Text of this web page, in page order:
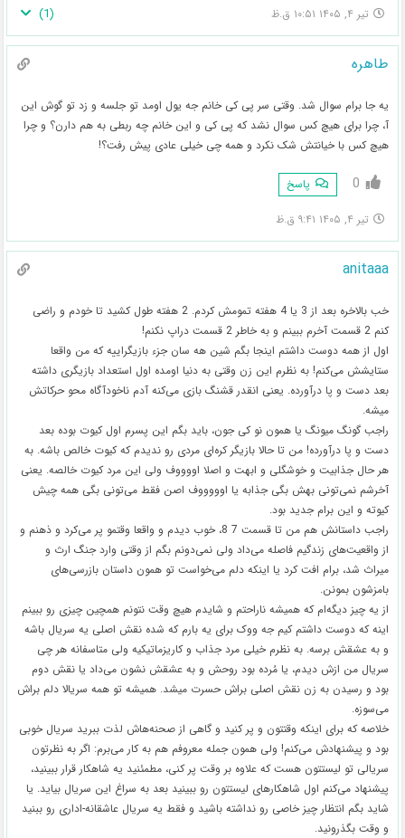
تیر ۴, ۱۴۰۵ ۱۰:۵۱ ق.ظ (
1
)
طاهره
یه جا برام سوال شد. وقتی سر پی کی خانم جه یول اومد تو جلسه و زد تو گوش این
آ، چرا برای هیچ کس سوال نشد که پی کی و این خانم چه ربطی به هم دارن؟ و چرا
هیچ کس با خیانتش شک نکرد و همه چی خیلی عادی پیش رفت؟!
0 پاسخ
تیر ۴, ۱۴۰۵ ۹:۴۱ ق.ظ
anitaaa
خب بالاخره بعد از 3 یا 4 هفته تمومش کردم. 2 هفته طول کشید تا خودم و راضی
کنم 2 قسمت آخرم ببینم و به خاطر 2 قسمت دراپ نکنم!
اول از همه دوست داشتم اینجا بگم شین هه سان جزء بازیگراییه که من واقعا
ستایشش می‌کنم! به نظرم این زن وقتی به دنیا اومده اول استعداد بازیگری داشته
بعد دست و پا درآورده. یعنی انقدر قشنگ بازی می‌کنه آدم ناخودآگاه محو حرکاتش
میشه.
راجب گونگ میونگ یا همون نو کی جون، باید بگم این پسرم اول کیوت بوده بعد
دست و پا درآورده! من تا حالا بازیگر کره‌ای مردی رو ندیدم که کیوت خالص باشه. به
هر حال جذابیت و خوشگلی و ابهت و اصلا اووووف ولی این مرد کیوت خالصه. یعنی
آخرشم نمی‌تونی بهش بگی جذابه یا اوووووف اصن فقط می‌تونی بگی همه چیش
کیوته و این برام جدید بود.
راجب داستانش هم من تا قسمت 7 8، خوب دیدم و واقعا وقتمو پر می‌کرد و ذهنم و
از واقعیت‌های زندگیم فاصله می‌داد ولی نمی‌دونم بگم از وقتی وارد جنگ ارث و
میراث شد، برام افت کرد یا اینکه دلم می‌خواست تو همون داستان بازرسی‌های
بامزشون بمونن.
از یه چیز دیگه‌ام که همیشه ناراحتم و شایدم هیچ وقت نتونم همچین چیزی رو ببینم
اینه که دوست داشتم کیم جه ووک برای یه بارم که شده نقش اصلی یه سریال باشه
و به عشقش برسه. به نظرم خیلی مرد جذاب و کاریزماتیکیه ولی متاسفانه هر چی
سریال من ازش دیدم، یا مُرده بود روحش و به عشقش نشون می‌داد یا نقش دوم
بود و رسیدن به زن نقش اصلی براش حسرت میشد. همیشه تو همه سریالا دلم براش
می‌سوزه.
خلاصه که برای اینکه وقتتون و پر کنید و گاهی از صحنه‌هاش لذت ببرید سریال خوبی
بود و پیشنهادش می‌کنم! ولی همون جمله معروفم هم به کار می‌برم: اگر به نظرتون
سریالی تو لیستتون هست که علاوه بر وقت پر کنی، مطمئنید یه شاهکار قرار ببینید،
پیشنهاد می‌کنم اول شاهکارهای لیستتون رو ببینید بعد به سراغ این سریال بیاید. یا
شاید بگم انتظار چیز خاصی رو نداشته باشید و فقط یه سریال عاشقانه-اداری رو ببنید
و وقت بگذرونید.